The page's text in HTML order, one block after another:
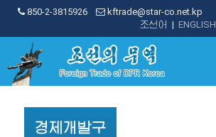
850-2-3815926 kftrade@star-co.net.kp
| ENGLISH
조선어
경제개발구